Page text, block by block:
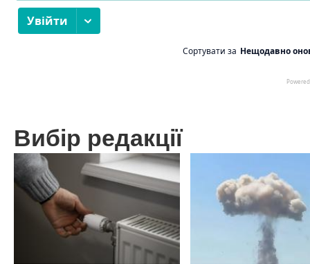
Вибір редакції